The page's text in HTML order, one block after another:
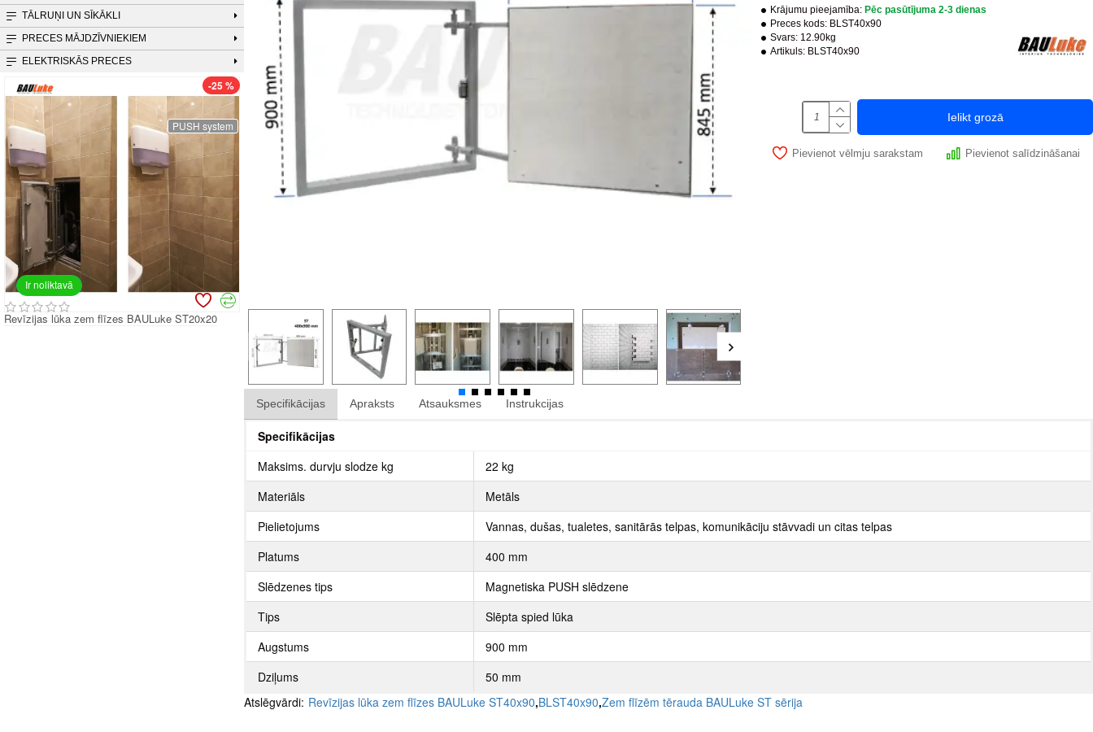
TĀLRUŅI UN SĪKĀKLI
PRECES MĀJDZĪVNIEKIEM
ELEKTRISKĀS PRECES
PUSH system
Ir noliktavā
-25 %
Revīzijas lūka zem flīzes BAULuke ST20x20
-25 %
Revīzijas lūka zem flīzes BAULuke ST20x30
PUSH system
-25 %
Revīzijas lūka zem flīzes BAULuke ST20x40
PUSH system
Revīzijas lūka zem flīzes BAULuke ST20x50
Krājumu pieejamība: Pēc pasūtījuma 2-3 dienas
Preces kods: BLST40x90
Svars: 12.90kg
Artikuls: BLST40x90
Ielikt grozā
Pievienot vēlmju sarakstam Pievienot salīdzināšanai
Specifikācijas Apraksts Atsauksmes Instrukcijas
Specifikācijas
Maksims. durvju slodze kg
22 kg
Materiāls
Metāls
Pielietojums
Vannas, dušas, tualetes, sanitārās telpas, komunikāciju stāvvadi un citas telpas
Platums
400 mm
Slēdzenes tips
Magnetiska PUSH slēdzene
Tips
Slēpta spied lūka
Augstums
900 mm
Dziļums
50 mm
Atslēgvārdi: Revīzijas lūka zem flīzes BAULuke ST40x90,BLST40x90,Zem flīzēm tērauda BAULuke ST sērija